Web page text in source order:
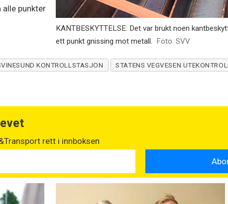
KANTBESKYTTELSE: Det var brukt noen
ett punkt gnissing mot metall. Foto: SVV
punkter
KONTROLLSTASJON STATENS VEGVESEN UTEKONTROLL
rett i innboksen